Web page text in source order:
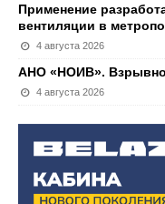
Применение
вентиляции в
4 августа 2026
АНО «НОИВ».
4 августа 2026